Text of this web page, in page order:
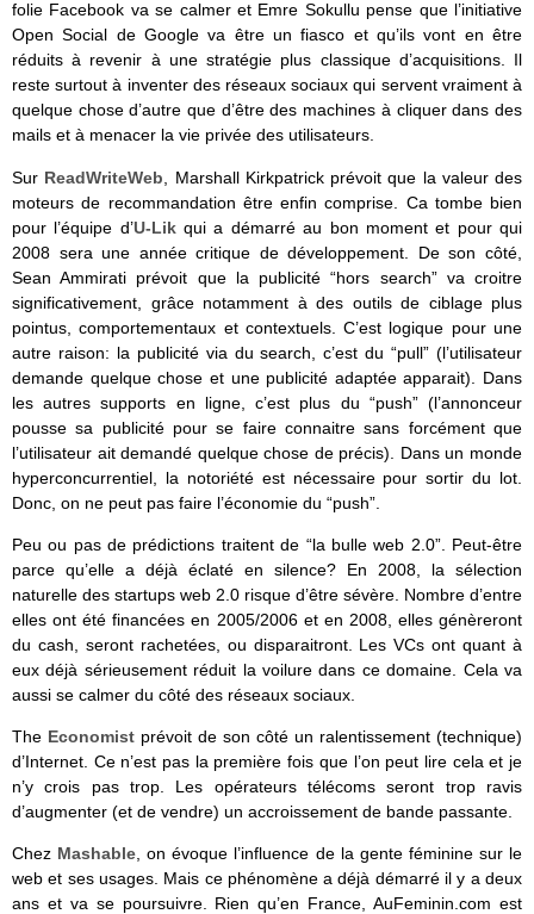
folie Facebook va se calmer et Emre Sokullu pense que l’initiative
Open Social de Google va être un fiasco et qu’ils vont en être
réduits à revenir à une stratégie plus classique d’acquisitions. Il
reste surtout à inventer des réseaux sociaux qui servent vraiment à
quelque chose d’autre que d’être des machines à cliquer dans des
mails et à menacer la vie privée des utilisateurs.
Sur ReadWriteWeb , Marshall Kirkpatrick prévoit que la valeur des
moteurs de recommandation être enfin comprise. Ca tombe bien
pour l’équipe d’U-Likqui a démarré au bon moment et pour qui
2008 sera une année critique de développement. De son côté,
Sean Ammirati prévoit que la publicité “hors search” va croitre
significativement, grâce notamment à des outils de ciblage plus
pointus, comportementaux et contextuels. C’est logique pour une
autre raison: la publicité via du search, c’est du “pull” (l’utilisateur
demande quelque chose et une publicité adaptée apparait). Dans
les autres supports en ligne, c’est plus du “push” (l’annonceur
pousse sa publicité pour se faire connaitre sans forcément que
l’utilisateur ait demandé quelque chose de précis). Dans un monde
hyperconcurrentiel, la notoriété est nécessaire pour sortir du lot.
Donc, on ne peut pas faire l’économie du “push”.
Peu ou pas de prédictions traitent de “la bulle web 2.0”. Peut-être
parce qu’elle a déjà éclaté en silence? En 2008, la sélection
naturelle des startups web 2.0 risque d’être sévère. Nombre d’entre
elles ont été financées en 2005/2006 et en 2008, elles génèreront
du cash, seront rachetées, ou disparaitront. Les VCs ont quant à
eux déjà sérieusement réduit la voilure dans ce domaine. Cela va
aussi se calmer du côté des réseaux sociaux.
The Economist prévoit de son côté un ralentissement (technique)
d’Internet. Ce n’est pas la première fois que l’on peut lire cela et je
n’y crois pas trop. Les opérateurs télécoms seront trop ravis
d’augmenter (et de vendre) un accroissement de bande passante.
Chez Mashable , on évoque l’influence de la gente féminine sur le
web et ses usages. Mais ce phénomène a déjà démarré il y a deux
ans et va se poursuivre. Rien qu’en France, AuFeminin.com est